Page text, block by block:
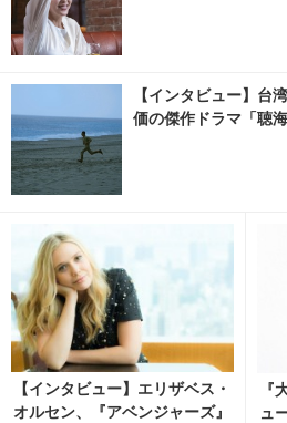
【インタビュー】台
価の傑作ドラマ「聴
【インタビュー】エリザベス・
オルセン、『アベンジャーズ』
『
ュ